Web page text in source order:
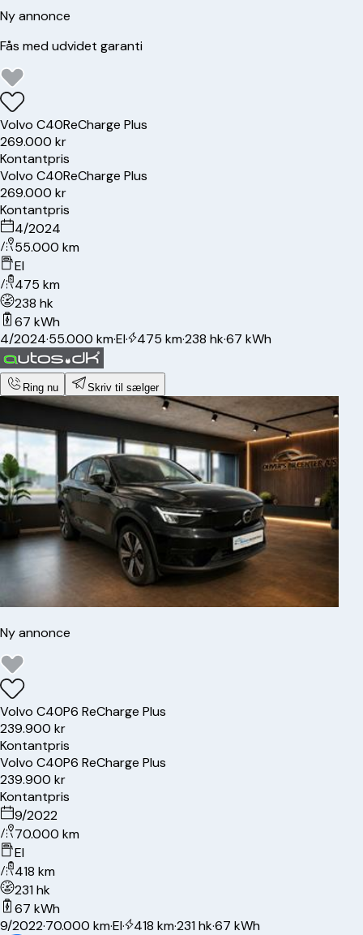
Ny annonce
Fås med udvidet garanti
Volvo C40ReCharge Plus
269.000 kr
Kontantpris
Volvo C40ReCharge Plus
269.000 kr
Kontantpris
4/2024
55.000 km
El
475 km
238 hk
67 kWh
4/2024·55.000 km·El· 475 km·238 hk·67 kWh
Ring nu Skriv til sælger
Ny annonce
Volvo C40P6 ReCharge Plus
239.900 kr
Kontantpris
Volvo C40P6 ReCharge Plus
239.900 kr
Kontantpris
9/2022
70.000 km
El
418 km
231 hk
67 kWh
9/2022·70.000 km·El· 418 km·231 hk·67 kWh